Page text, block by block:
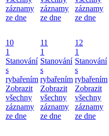
záznamy
ze dne
záznamy
ze dne
záznamy
ze dne
10
1
Stanování
s
rybařením
Zobrazit
všechny
záznamy
ze dne
11
1
Stanování
s
rybařením
Zobrazit
všechny
záznamy
ze dne
12
1
Stanování
s
rybařením
Zobrazit
všechny
záznamy
ze dne